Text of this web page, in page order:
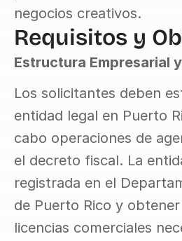
negocios creativos.
Requisitos y
Estructura Empresarial
Los solicitantes deben
entidad legal en Puerto
cabo operaciones de
el decreto fiscal. La
registrada en el
de Puerto Rico y
licencias comerciales